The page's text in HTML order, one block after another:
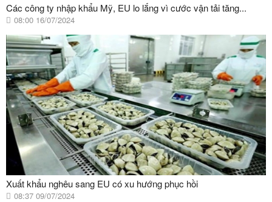
Các công ty nhập khẩu Mỹ, EU lo lắng vì cước vận tải tăng...
08:00 16/07/2024
Xuất khẩu nghêu sang EU có xu hướng phục hồi
08:37 09/07/2024